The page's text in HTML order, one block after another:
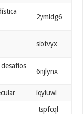
2ymidg6
siotvyx
6njlynx
iqyiuwl
tspfcql